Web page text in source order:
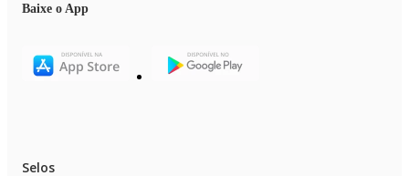
Baixe o App
Selos